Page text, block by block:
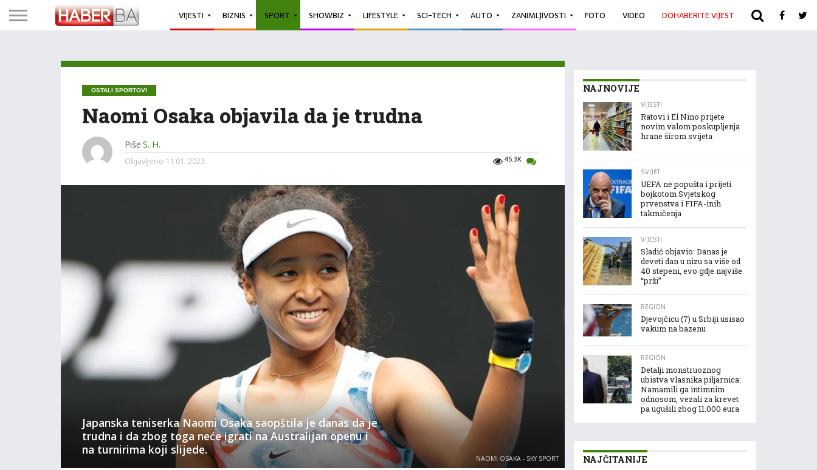
VIJESTI BIZNIS SPORT SHOWBIZ LIFESTYLE SCI-TECH AUTO ZANIMLJIVOSTI FOTO VIDEO DOHABERITE VIJEST ARHIVA
OSTALI SPORTOVI
Naomi Osaka objavila da je trudna
Piše S. H.
45.3K
Objavljeno 11.01. 2023.
Japanska teniserka Naomi Osaka saopštila je danas da je
trudna i da zbog toga neće igrati na Australijan openu i
na turnirima koji slijede.
NAOMI OSAKA - SKY SPORT
NAJNOVIJE
VIJESTI
Ratovi i El Nino prijete
novim valom poskupljenja
hrane širom svijeta
SVIJET
UEFA ne popušta i prijeti
bojkotom Svjetskog
prvenstva i FIFA-inih
takmičenja
VIJESTI
Sladić objavio: Danas je
deveti dan u nizu sa više od
40 stepeni, evo gdje najviše
“prži”
REGION
Djevojčicu (7) u Srbiji usisao
vakum na bazenu
REGION
Detalji monstruoznog
ubistva vlasnika piljarnica:
Namamili ga intimnim
odnosom, vezali za krevet
pa ugušili zbog 11.000 eura
NAJČITANIJE